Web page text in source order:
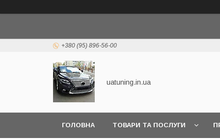
+380 (95) 896-56-00
uatuning.in.ua
ГОЛОВНА ТОВАРИ ТА ПОСЛУГИ